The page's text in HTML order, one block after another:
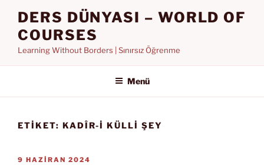
DERS DÜNYASI – WORLD OF
COURSES
Learning Without Borders | Sınırsız Öğrenme
Menü
ETIKET: KADÎR-I KÜLLI ŞEY
YAYIM
9 HAZIRAN 2024